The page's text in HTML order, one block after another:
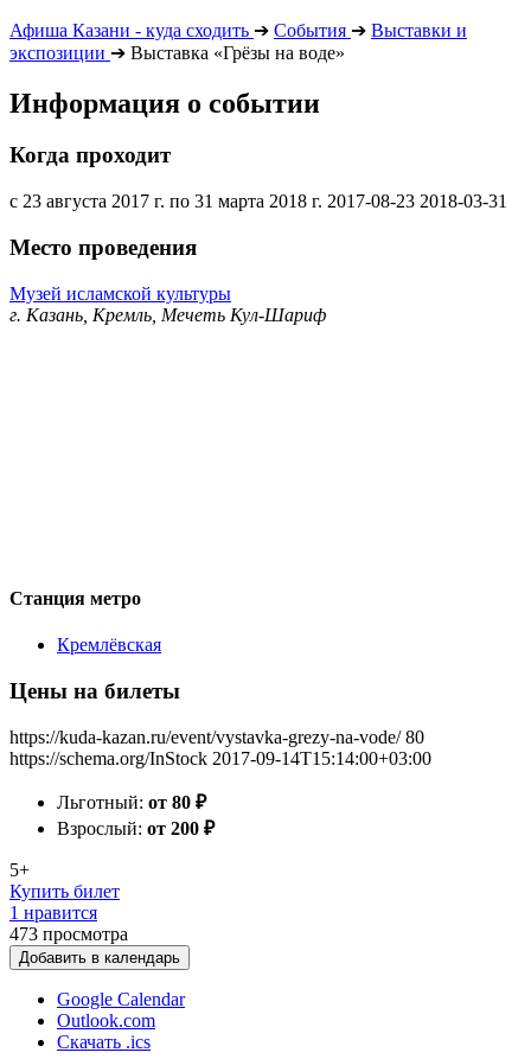
Афиша Казани - куда сходить ➔ События ➔ Выставки и
экспозиции ➔ Выставка «Грёзы на воде»
Информация о событии
Когда проходит
с 23 августа 2017 г. по 31 марта 2018 г. 2017-08-23 2018-03-31
Место проведения
Музей исламской культуры
г. Казань, Кремль, Мечеть Кул-Шариф
Станция метро
Кремлёвская
Цены на билеты
https://kuda-kazan.ru/event/vystavka-grezy-na-vode/ 80
https://schema.org/InStock 2017-09-14T15:14:00+03:00
Льготный: от 80 ₽
Взрослый: от 200 ₽
5+
Купить билет
1 нравится
473 просмотра
Добавить в календарь
Google Calendar
Outlook.com
Скачать .ics